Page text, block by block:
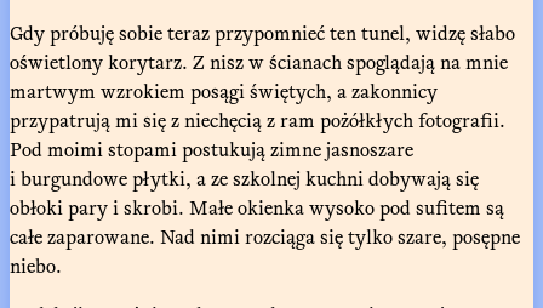
Gdy próbuję sobie teraz przypomnieć ten tunel, widzę słabo
oświetlony korytarz. Z nisz w ścianach spoglądają na mnie
martwym wzrokiem posągi świętych, a zakonnicy
przypatrują mi się z niechęcią z ram pożółkłych fotografii.
Pod moimi stopami postukują zimne jasnoszare
i burgundowe płytki, a ze szkolnej kuchni dobywają się
obłoki pary i skrobi. Małe okienka wysoko pod sufitem są
całe zaparowane. Nad nimi rozciąga się tylko szare, posępne
niebo.